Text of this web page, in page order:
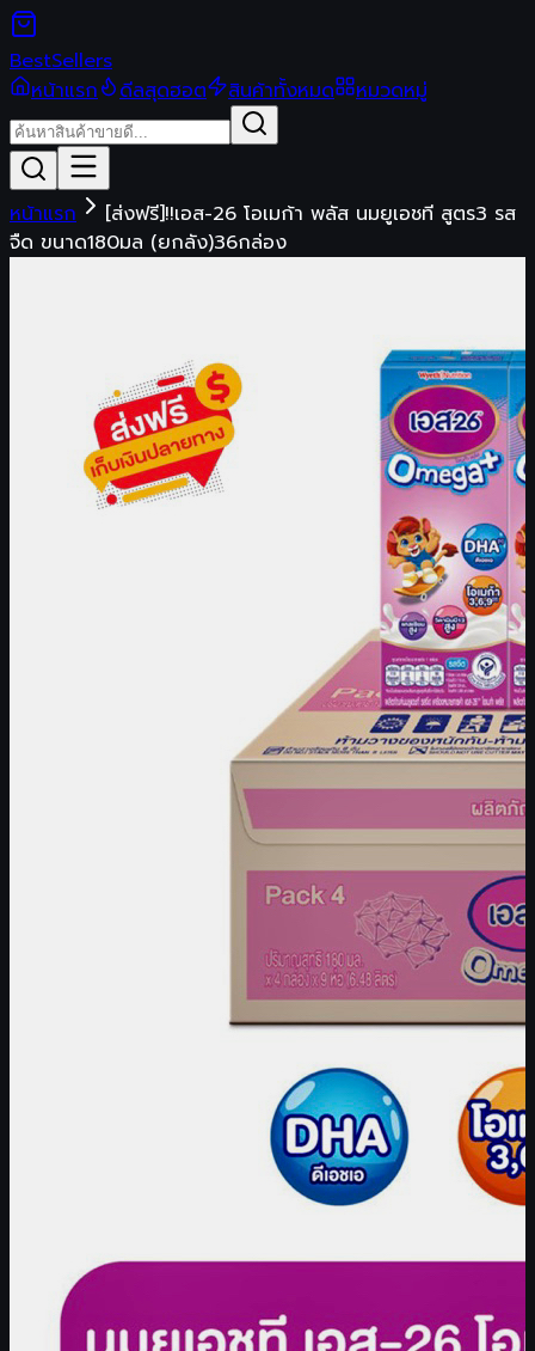
BestSellers
หน้าแรก
ดีลสุดฮอต สินค้าทั้งหมด หมวดหมู่
หน้าแรก
[ส่งฟรี]!!เอส-26 โอเมก้า พลัส นมยูเอชที สูตร3 รส
จืด ขนาด180มล (ยกลัง)36กล่อง